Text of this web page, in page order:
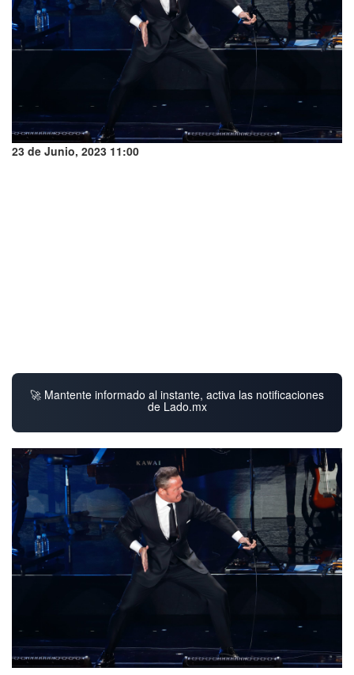
23 de Junio, 2023 11:00
🚀 Mantente informado al instante, activa las notificaciones
de Lado.mx